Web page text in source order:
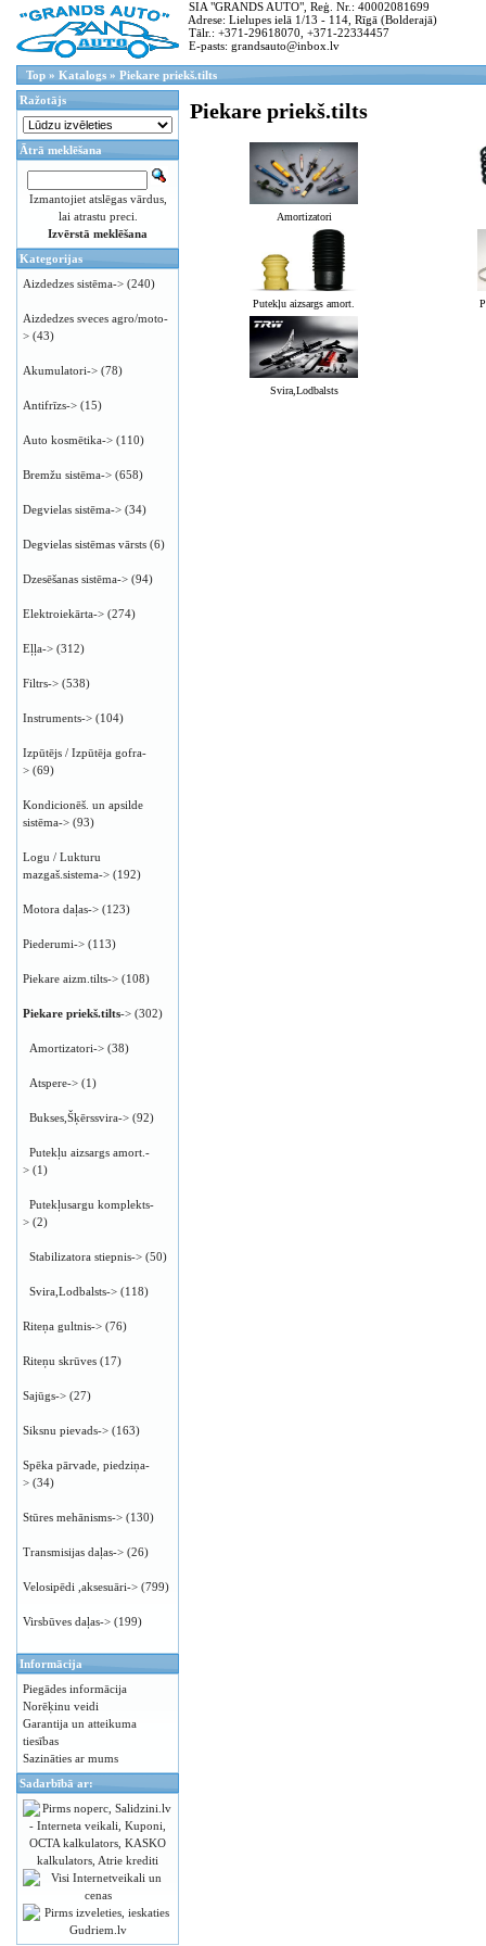
SIA "GRANDS AUTO", Reģ. Nr.: 40002081699
Adrese: Lielupes ielā 1/13 - 114, Rīgā (Bolderajā)
Tālr.: +371-29618070, +371-22334457
E-pasts: grandsauto@inbox.lv
Top » Katalogs » Piekare priekš.tilts
Piekare priekš.tilts
Amortizatori
Putekļu aizsargs amort.
Svira,Lodbalsts
Ražotājs
Ātrā meklēšana
Izmantojiet atslēgas vārdus,
lai atrastu preci.
Izvērstā meklēšana
Kategorijas
Aizdedzes sistēma-> (240)
Aizdedzes sveces agro/moto-
> (43)
Akumulatori-> (78)
Antifrīzs-> (15)
Auto kosmētika-> (110)
Bremžu sistēma-> (658)
Degvielas sistēma-> (34)
Degvielas sistēmas vārsts (6)
Dzesēšanas sistēma-> (94)
Elektroiekārta-> (274)
Eļļa-> (312)
Filtrs-> (538)
Instruments-> (104)
Izpūtējs / Izpūtēja gofra-
> (69)
Kondicionēš. un apsilde
sistēma-> (93)
Logu / Lukturu
mazgaš.sistema-> (192)
Motora daļas-> (123)
Piederumi-> (113)
Piekare aizm.tilts-> (108)
Piekare priekš.tilts-> (302)
Amortizatori-> (38)
Atspere-> (1)
Bukses,Šķērssvira-> (92)
Putekļu aizsargs amort.-
> (1)
Putekļusargu komplekts-
> (2)
Stabilizatora stiepnis-> (50)
Svira,Lodbalsts-> (118)
Riteņa gultnis-> (76)
Riteņu skrūves (17)
Sajūgs-> (27)
Siksnu pievads-> (163)
Spēka pārvade, piedziņa-
> (34)
Stūres mehānisms-> (130)
Transmisijas daļas-> (26)
Velosipēdi ,aksesuāri-> (799)
Virsbūves daļas-> (199)
Informācija
Piegādes informācija
Norēķinu veidi
Garantija un atteikuma
tiesības
Sazināties ar mums
Sadarbībā ar: